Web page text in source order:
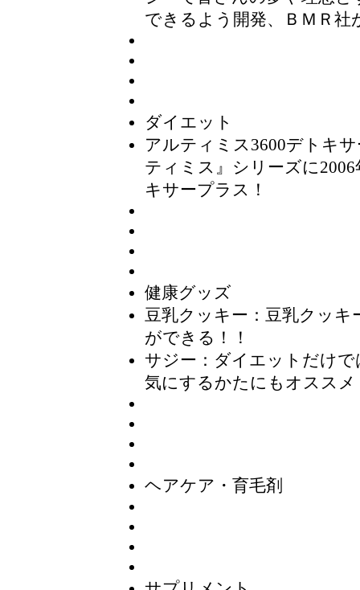
できるよう開発、ＢＭＲ
ダイエット
アルティミス3600デトキ
ティミス』シリーズに
キサープラス！
健康グッズ
豆乳クッキー ：豆乳クッ
ができる！！
サジー ：ダイエットだけ
気にするかたにもオススメ
ヘアケア・育毛剤